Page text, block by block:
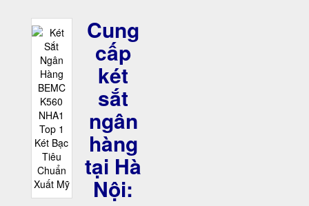
Cung
cấp
két
sắt
ngân
hàng
tại Hà
Nội: